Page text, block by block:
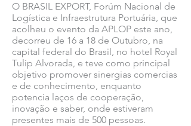
O BRASIL EXPORT, Forúm Nacional de
Logística e Infraestrutura Portuária, que
acolheu o evento da APLOP este ano,
decorreu de 16 a 18 de Outubro, na
capital federal do Brasil, no hotel Royal
Tulip Alvorada, e teve como principal
objetivo promover sinergias comercias
e de conhecimento, enquanto
potencia laços de cooperação,
inovação e saber, onde estiveram
presentes mais de 500 pessoas.